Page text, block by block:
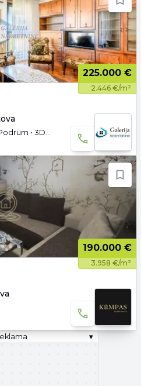
225.000 €
2.446 €/m²
Agencija • Uknjižen • Prazno • Podrum • 3D tura
190.000 €
3.958 €/m²
▾